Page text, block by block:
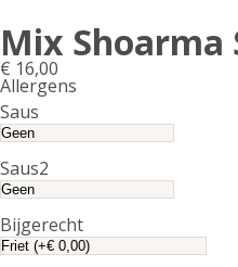
Mix Shoarma
€ 16,00
Allergens
Product
allergen
information
Saus
Saus2
Bijgerecht